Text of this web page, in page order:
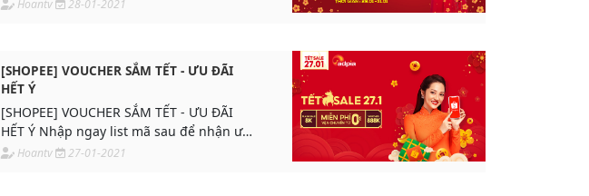
Hoantv 28-01-2021
[SHOPEE] VOUCHER SẮM TẾT - ƯU ĐÃI
HẾT Ý
[SHOPEE] VOUCHER SẮM TẾT - ƯU ĐÃI
HẾT Ý Nhập ngay list mã sau để nhận ưu
đãi cực hot nhaaa, sắm đồ Tết vui hết xảy:
Hoantv 27-01-2021